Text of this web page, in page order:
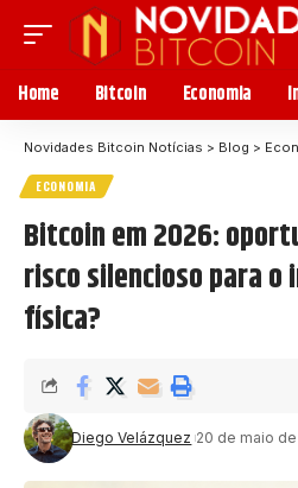
Home Bitcoin Economia
Novidades Bitcoin Notícias > Blog >
ECONOMIA
Bitcoin em 2026:
risco silencioso para
física?
Diego Velázquez 20 de maio